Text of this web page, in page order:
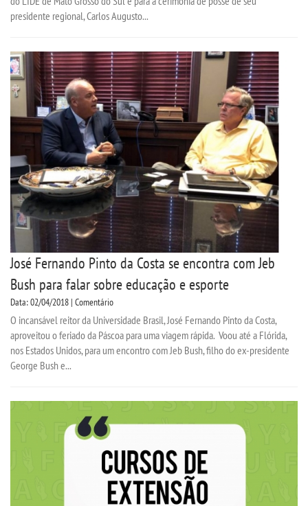
presidente regional, Carlos Augusto...
José Fernando Pinto da Costa se encontra com Jeb
Bush para falar sobre educação e esporte
Data: 02/04/2018 | Comentário
O incansável reitor da Universidade Brasil, José Fernando Pinto da Costa,
aproveitou o feriado da Páscoa para uma viagem rápida. Voou até a Flórida,
nos Estados Unidos, para um encontro com Jeb Bush, filho do ex-presidente
George Bush e...